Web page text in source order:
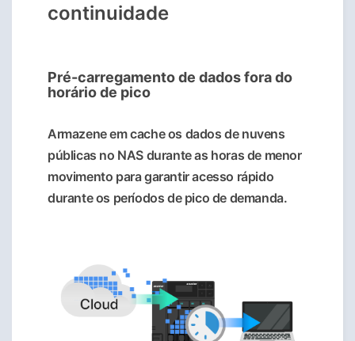
continuidade
Pré-carregamento de dados fora do
horário de pico
Armazene em cache os dados de nuvens
públicas no NAS durante as horas de menor
movimento para garantir acesso rápido
durante os períodos de pico de demanda.